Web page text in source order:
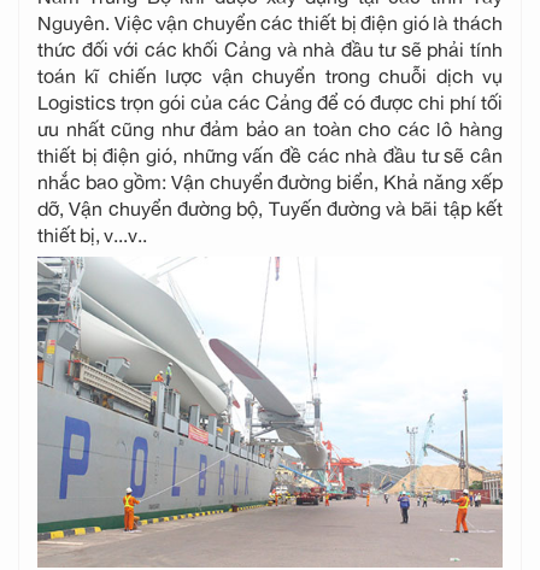
Nguyên. Việc vận chuyển các thiết bị điện gió là thách
thức đối với các khối Cảng và nhà đầu tư sẽ phải tính
toán kĩ chiến lược vận chuyển trong chuỗi dịch vụ
Logistics trọn gói của các Cảng để có được chi phí tối
ưu nhất cũng như đảm bảo an toàn cho các lô hàng
thiết bị điện gió, những vấn đề các nhà đầu tư sẽ cân
nhắc bao gồm: Vận chuyển đường biển, Khả năng xếp
dỡ, Vận chuyển đường bộ, Tuyến đường và bãi tập kết
thiết bị, v...v..